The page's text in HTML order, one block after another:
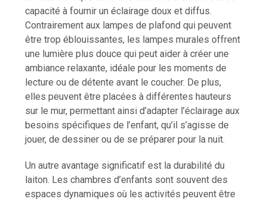
capacité à fournir un éclairage doux et diffus.
Contrairement aux lampes de plafond qui peuvent
être trop éblouissantes, les lampes murales offrent
une lumière plus douce qui peut aider à créer une
ambiance relaxante, idéale pour les moments de
lecture ou de détente avant le coucher. De plus,
elles peuvent être placées à différentes hauteurs
sur le mur, permettant ainsi d’adapter l’éclairage aux
besoins spécifiques de l’enfant, qu’il s’agisse de
jouer, de dessiner ou de se préparer pour la nuit.
Un autre avantage significatif est la durabilité du
laiton. Les chambres d’enfants sont souvent des
espaces dynamiques où les activités peuvent être